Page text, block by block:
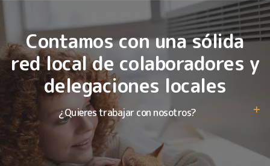
Contamos con una sólida
red local de colaboradores y
delegaciones locales
¿Quieres trabajar con nosotros?